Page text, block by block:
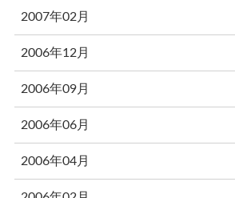
2007年02月
2006年12月
2006年09月
2006年06月
2006年04月